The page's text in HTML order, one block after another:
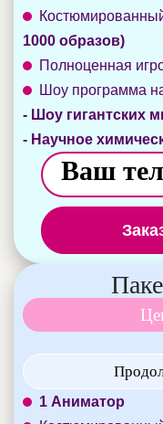
1000 образов)
Полноценная
Шоу программа
- Шоу гигантских
- Научное
1 Аниматор